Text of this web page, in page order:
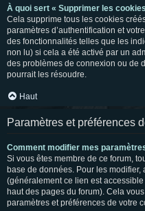
À quoi sert « Supprimer les
Cela supprime tous les cookies
paramètres d’authentification et
des fonctionnalités telles que les
non lu) si cela a été activé par un
des problèmes de connexion ou de
pourrait les résoudre.
Haut
Paramètres et préférences
Comment modifier mes
Si vous êtes membre de ce forum,
base de données. Pour les modifier,
(généralement ce lien est
haut des pages du forum). Cela
paramètres et préférences de votre